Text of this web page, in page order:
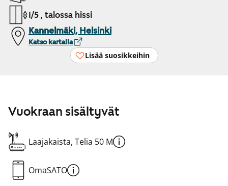
1/5 , talossa hissi
Kannelmäki, Helsinki
Katso kartalla
Lisää suosikkeihin
Vuokraan sisältyvät
Laajakaista, Telia 50 M
OmaSATO